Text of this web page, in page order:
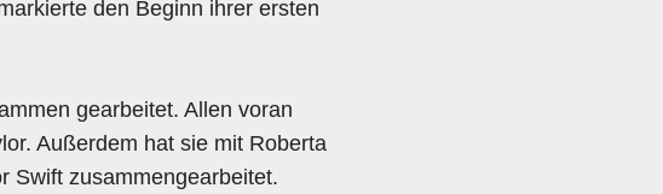
den Beginn ihrer ersten
gearbeitet. Allen voran
Außerdem hat sie mit Roberta
Swift zusammengearbeitet.